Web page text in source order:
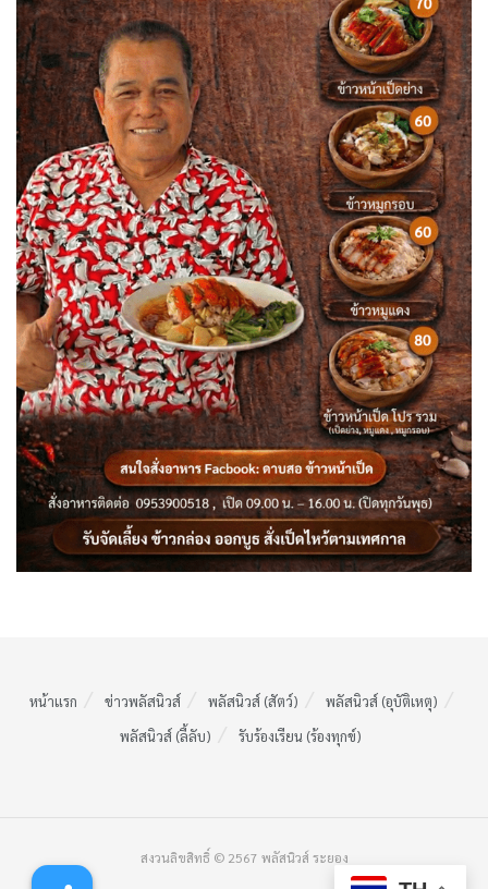
หน้าแรก ข่าวพลัสนิวส์ พลัสนิวส์ (สัตว์)
พลัสนิวส์ (อุบัติเหตุ)
พลัสนิวส์ (ลี้ลับ)
รับร้องเรียน (ร้องทุกข์)
สงวนลิขสิทธิ์ © 2567 พลัสนิวส์ ระยอง